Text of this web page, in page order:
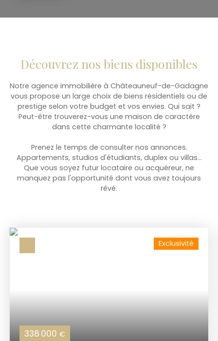
Découvrez nos biens disponibles
Notre agence immobilière à Châteauneuf-de-Gadagne
vous propose un large choix de biens résidentiels ou de
prestige selon votre budget et vos envies. Qui sait ?
Peut-être trouverez-vous une maison de caractère
dans cette charmante localité ?
Prenez le temps de consulter nos annonces.
Appartements, studios d'étudiants, duplex ou villas…
Que vous soyez futur locataire ou acquéreur, ne
manquez pas l'opportunité dont vous avez toujours
rêvé.
338 000 €
Exclusivité